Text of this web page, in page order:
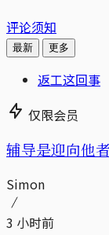
评论须知
最新 更多
返工这回事
仅限会员
辅导是迎向他
Simon
3 小时前